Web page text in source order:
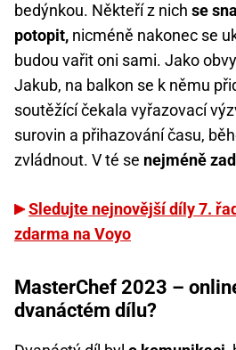
bedýnkou. Někteří z nich se
potopit, nicméně nakonec se
budou vařit oni sami. Jako
Jakub, na balkon se k němu
soutěžící čekala vyřazovací
surovin a přihazování času,
zvládnout. V té se nejméně
Sledujte nejnovější díly 7.
zdarma na Voyo
MasterChef 2023 –
dvanáctém dílu?